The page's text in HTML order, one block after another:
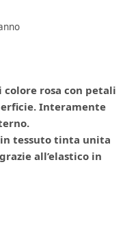
rosa con petali
Interamente
tessuto tinta unita
all’elastico in